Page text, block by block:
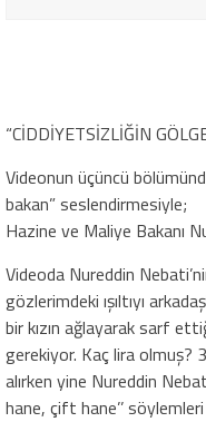
“CİDDİYETSİZLİĞİN
Videonun üçüncü
bakan” seslendirmesiyle;
Hazine ve Maliye Bakanı
Videoda Nureddin
gözlerimdeki ışıltıyı
bir kızın ağlayarak sarf
gerekiyor. Kaç lira olmuş?
alırken yine Nureddin
hane, çift hane’’ söylemleri